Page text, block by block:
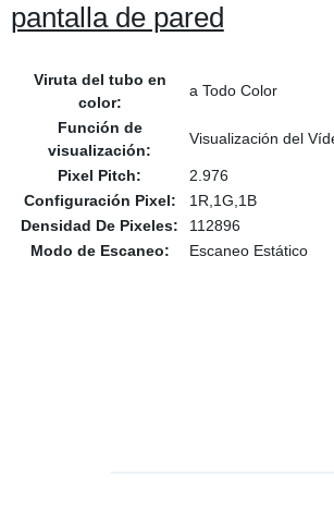
pantalla de pared
Viruta del tubo en
color:
a Todo Color
Función de
visualización:
Visualización del
Pixel Pitch:
2.976
Configuración Pixel:
1R,1G,1B
Densidad De Pixeles:
112896
Modo de Escaneo:
Escaneo Estático